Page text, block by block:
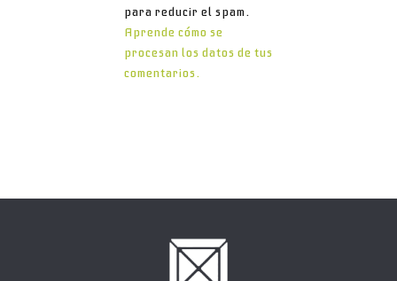
para reducir el spam.
Aprende cómo se
procesan los datos de tus
comentarios.